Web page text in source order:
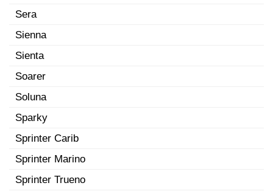
Sera
Sienna
Sienta
Soarer
Soluna
Sparky
Sprinter Carib
Sprinter Marino
Sprinter Trueno